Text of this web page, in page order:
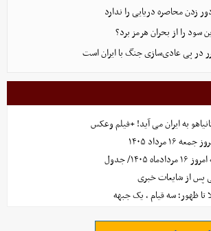
زدن محاصره دریایی را ندارد
را از بحران هرمز برد؟
در پی عادی‌سازی جنگ با ایران است
به ایران می آید! +فیلم وعکس
مرداد ۱۴۰۵
جدول
پس از شایعات خبری
تا ظهور؛ سه قیام ، یک جبهه